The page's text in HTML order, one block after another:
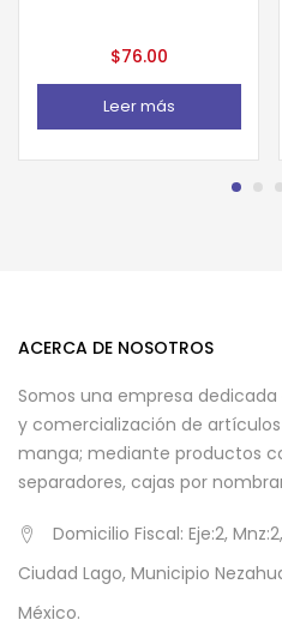
$76.00
Leer más
ACERCA DE NOSOTROS
Somos una empresa
y comercialización de
manga; mediante productos
separadores, cajas por
Domicilio Fiscal: Eje:2,
Ciudad Lago, Municipio
México.